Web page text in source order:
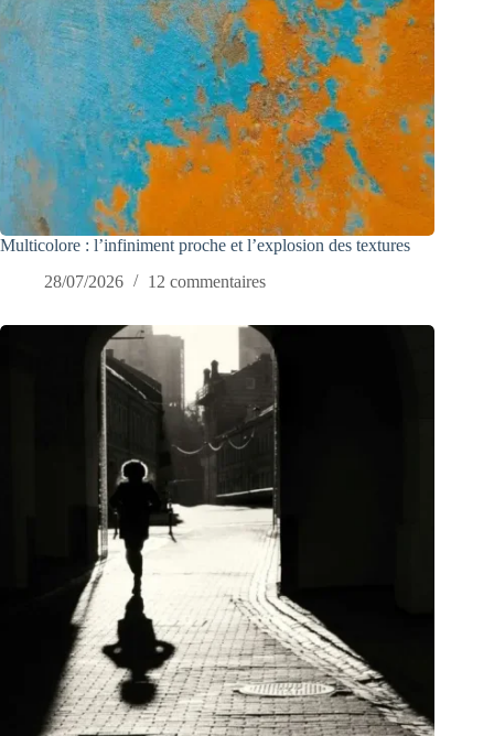
Multicolore : l’infiniment proche et l’explosion des textures
28/07/2026
12 commentaires